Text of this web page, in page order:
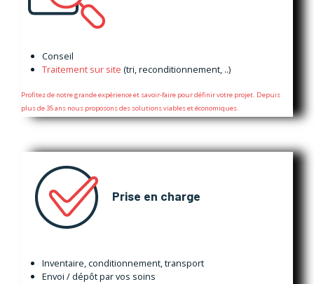
Conseil
Traitement sur site (tri, reconditionnement, ..)
Profitez de notre grande expérience et savoir-faire pour définir votre projet. Depuis
plus de 35 ans nous proposons des solutions viables et économiques.
Prise en charge
Inventaire, conditionnement, transport
Envoi / dépôt par vos soins